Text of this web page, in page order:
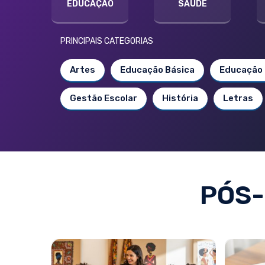
EDUCAÇÃO SAÚDE
PRINCIPAIS CATEGORIAS
Artes Educação Básica Educação
Gestão Escolar História Letras